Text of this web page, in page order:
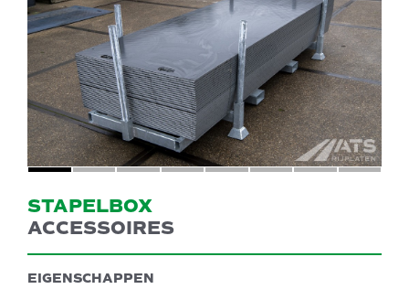
STAPELBOX
ACCESSOIRES
EIGENSCHAPPEN